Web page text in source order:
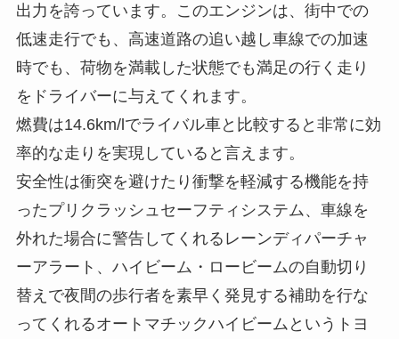
出力を誇っています。このエンジンは、街中での
低速走行でも、高速道路の追い越し車線での加速
時でも、荷物を満載した状態でも満足の行く走り
をドライバーに与えてくれます。
燃費は14.6km/lでライバル車と比較すると非常に効
率的な走りを実現していると言えます。
安全性は衝突を避けたり衝撃を軽減する機能を持
ったプリクラッシュセーフティシステム、車線を
外れた場合に警告してくれるレーンディパーチャ
ーアラート、ハイビーム・ロービームの自動切り
替えで夜間の歩行者を素早く発見する補助を行な
ってくれるオートマチックハイビームというトヨ